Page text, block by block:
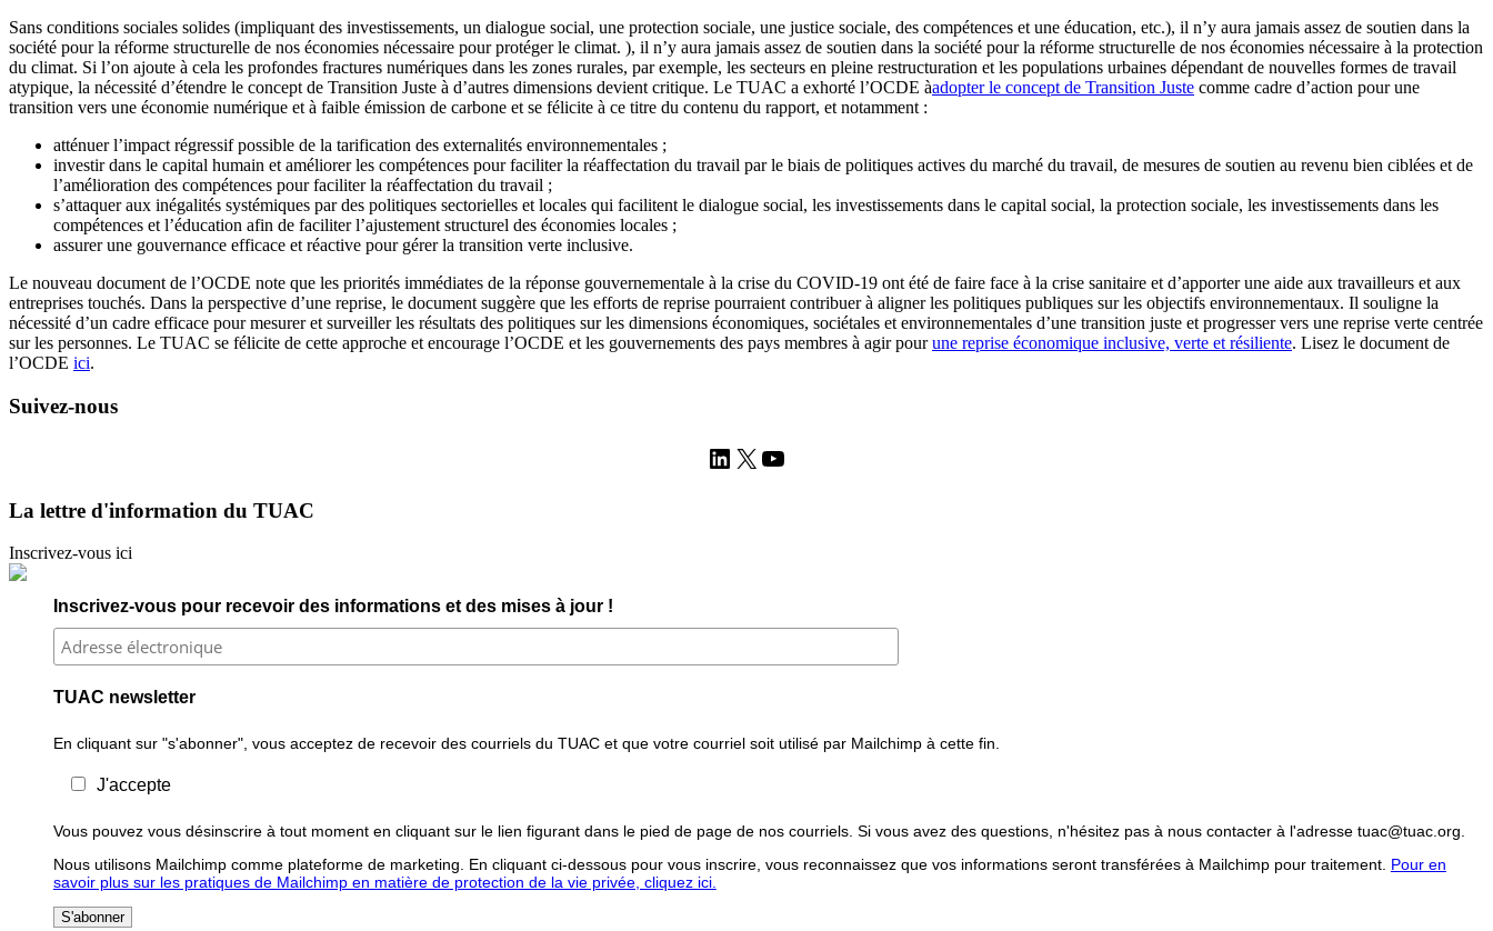
Sans conditions sociales solides (impliquant des investissements, un dialogue social, une protection sociale, une justice sociale, des compétences et une éducation, etc.), il n’y aura jamais assez de soutien dans la
société pour la réforme structurelle de nos économies nécessaire pour protéger le climat. ), il n’y aura jamais assez de soutien dans la société pour la réforme structurelle de nos économies nécessaire à la protection
du climat. Si l’on ajoute à cela les profondes fractures numériques dans les zones rurales, par exemple, les secteurs en pleine restructuration et les populations urbaines dépendant de nouvelles formes de travail
atypique, la nécessité d’étendre le concept de Transition Juste à d’autres dimensions devient critique. Le TUAC a exhorté l’OCDE àadopter le concept de Transition Juste comme cadre d’action pour une
transition vers une économie numérique et à faible émission de carbone et se félicite à ce titre du contenu du rapport, et notamment :
atténuer l’impact régressif possible de la tarification des externalités environnementales ;
investir dans le capital humain et améliorer les compétences pour faciliter la réaffectation du travail par le biais de politiques actives du marché du travail, de mesures de soutien au revenu bien ciblées et de
l’amélioration des compétences pour faciliter la réaffectation du travail ;
s’attaquer aux inégalités systémiques par des politiques sectorielles et locales qui facilitent le dialogue social, les investissements dans le capital social, la protection sociale, les investissements dans les
compétences et l’éducation afin de faciliter l’ajustement structurel des économies locales ;
assurer une gouvernance efficace et réactive pour gérer la transition verte inclusive.
Le nouveau document de l’OCDE note que les priorités immédiates de la réponse gouvernementale à la crise du COVID-19 ont été de faire face à la crise sanitaire et d’apporter une aide aux travailleurs et aux
entreprises touchés. Dans la perspective d’une reprise, le document suggère que les efforts de reprise pourraient contribuer à aligner les politiques publiques sur les objectifs environnementaux. Il souligne la
nécessité d’un cadre efficace pour mesurer et surveiller les résultats des politiques sur les dimensions économiques, sociétales et environnementales d’une transition juste et progresser vers une reprise verte centrée
sur les personnes. Le TUAC se félicite de cette approche et encourage l’OCDE et les gouvernements des pays membres à agir pourune reprise économique inclusive, verte et résiliente. Lisez le document de
l’OCDE ici.
Suivez-nous
LinkedIn
X YouTube
La lettre d'information du TUAC
Inscrivez-vous ici
Inscrivez-vous pour recevoir des informations et des mises à jour !
TUAC newsletter
En cliquant sur "s'abonner", vous acceptez de recevoir des courriels du TUAC et que votre courriel soit utilisé par Mailchimp à cette fin.
J'accepte
Vous pouvez vous désinscrire à tout moment en cliquant sur le lien figurant dans le pied de page de nos courriels. Si vous avez des questions, n'hésitez pas à nous contacter à l'adresse tuac@tuac.org.
Nous utilisons Mailchimp comme plateforme de marketing. En cliquant ci-dessous pour vous inscrire, vous reconnaissez que vos informations seront transférées à Mailchimp pour traitement. Pour en
savoir plus sur les pratiques de Mailchimp en matière de protection de la vie privée, cliquez ici.